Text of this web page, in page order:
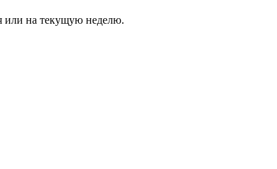
или на текущую неделю.